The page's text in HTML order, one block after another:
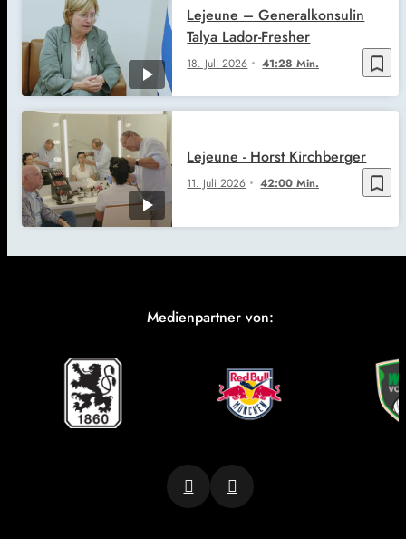
bookmark_border
18. Juli 2026 41:28 Min.
Lejeune – Generalkonsulin
Talya Lador-Fresher
bookmark_border
11. Juli 2026 42:00 Min.
Lejeune - Horst Kirchberger
Medienpartner von: